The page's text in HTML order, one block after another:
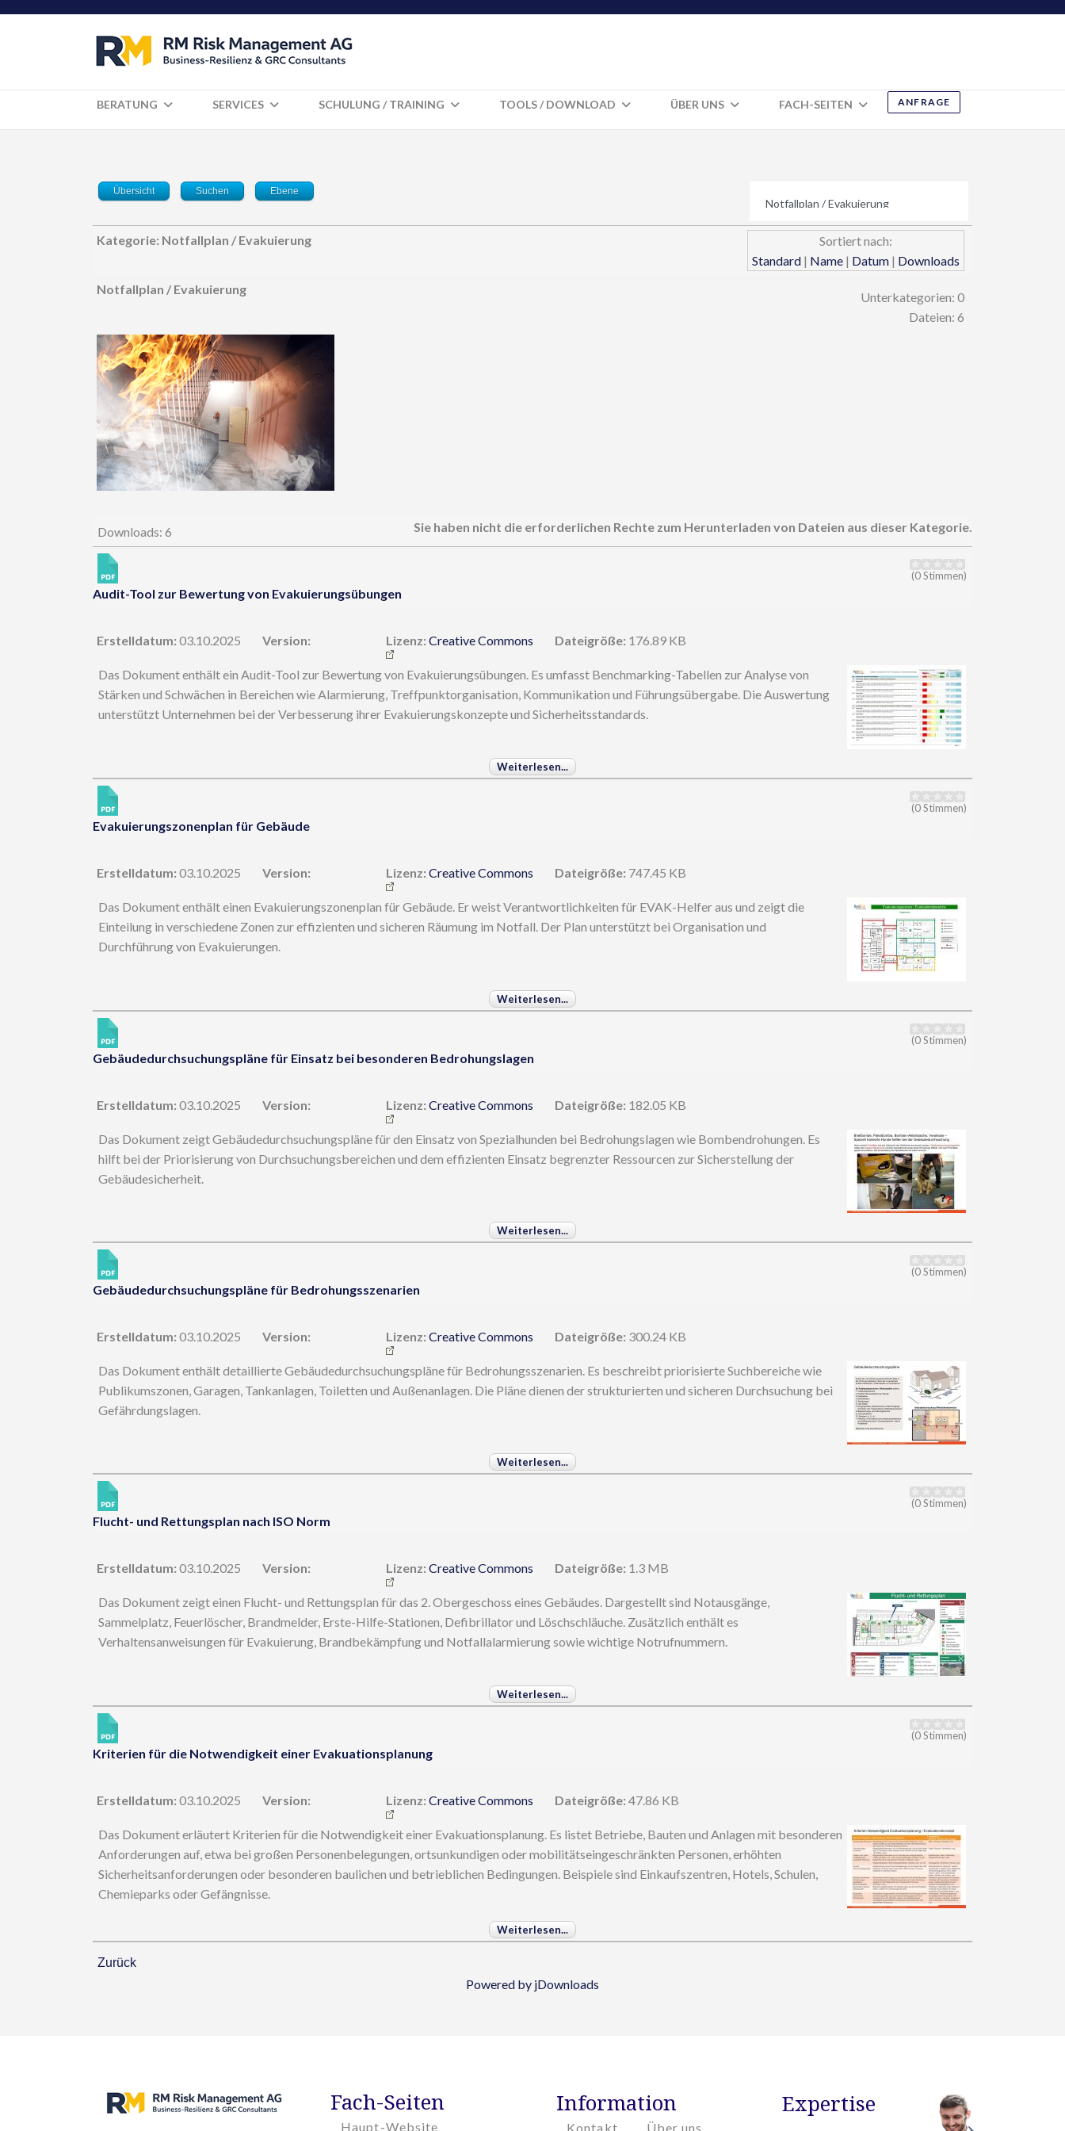
ANFRAGE
BERATUNG SERVICES SCHULUNG / TRAINING TOOLS / DOWNLOAD ÜBER UNS FACH-SEITEN
Übersicht Suchen Ebene
Kategorie: Notfallplan / Evakuierung
Sortiert nach:
Standard | Name | Datum | Downloads
Notfallplan / Evakuierung
Unterkategorien: 0
Dateien: 6
Sie haben nicht die erforderlichen Rechte zum Herunterladen von Dateien aus dieser Kategorie.
Downloads: 6
Audit-Tool zur Bewertung von Evakuierungsübungen
(0 Stimmen)
Erstelldatum: 03.10.2025 Version: Lizenz: Creative Commons Dateigröße: 176.89 KB
Das Dokument enthält ein Audit-Tool zur Bewertung von Evakuierungsübungen. Es umfasst Benchmarking-Tabellen zur Analyse von
Stärken und Schwächen in Bereichen wie Alarmierung, Treffpunktorganisation, Kommunikation und Führungsübergabe. Die Auswertung
unterstützt Unternehmen bei der Verbesserung ihrer Evakuierungskonzepte und Sicherheitsstandards.
Weiterlesen...
Evakuierungszonenplan für Gebäude
(0 Stimmen)
Erstelldatum: 03.10.2025 Version: Lizenz: Creative Commons Dateigröße: 747.45 KB
Das Dokument enthält einen Evakuierungszonenplan für Gebäude. Er weist Verantwortlichkeiten für EVAK-Helfer aus und zeigt die
Einteilung in verschiedene Zonen zur effizienten und sicheren Räumung im Notfall. Der Plan unterstützt bei Organisation und
Durchführung von Evakuierungen.
Weiterlesen...
Gebäudedurchsuchungspläne für Einsatz bei besonderen Bedrohungslagen
(0 Stimmen)
Erstelldatum: 03.10.2025 Version: Lizenz: Creative Commons Dateigröße: 182.05 KB
Das Dokument zeigt Gebäudedurchsuchungspläne für den Einsatz von Spezialhunden bei Bedrohungslagen wie Bombendrohungen. Es
hilft bei der Priorisierung von Durchsuchungsbereichen und dem effizienten Einsatz begrenzter Ressourcen zur Sicherstellung der
Gebäudesicherheit.
Weiterlesen...
Gebäudedurchsuchungspläne für Bedrohungsszenarien
(0 Stimmen)
Erstelldatum: 03.10.2025 Version: Lizenz: Creative Commons Dateigröße: 300.24 KB
Das Dokument enthält detaillierte Gebäudedurchsuchungspläne für Bedrohungsszenarien. Es beschreibt priorisierte Suchbereiche wie
Publikumszonen, Garagen, Tankanlagen, Toiletten und Außenanlagen. Die Pläne dienen der strukturierten und sicheren Durchsuchung bei
Gefährdungslagen.
Weiterlesen...
Flucht- und Rettungsplan nach ISO Norm
(0 Stimmen)
Erstelldatum: 03.10.2025 Version: Lizenz: Creative Commons Dateigröße: 1.3 MB
Das Dokument zeigt einen Flucht- und Rettungsplan für das 2. Obergeschoss eines Gebäudes. Dargestellt sind Notausgänge,
Sammelplatz, Feuerlöscher, Brandmelder, Erste-Hilfe-Stationen, Defibrillator und Löschschläuche. Zusätzlich enthält es
Verhaltensanweisungen für Evakuierung, Brandbekämpfung und Notfallalarmierung sowie wichtige Notrufnummern.
Weiterlesen...
Kriterien für die Notwendigkeit einer Evakuationsplanung
(0 Stimmen)
Erstelldatum: 03.10.2025 Version: Lizenz: Creative Commons Dateigröße: 47.86 KB
Das Dokument erläutert Kriterien für die Notwendigkeit einer Evakuationsplanung. Es listet Betriebe, Bauten und Anlagen mit besonderen
Anforderungen auf, etwa bei großen Personenbelegungen, ortsunkundigen oder mobilitätseingeschränkten Personen, erhöhten
Sicherheitsanforderungen oder besonderen baulichen und betrieblichen Bedingungen. Beispiele sind Einkaufszentren, Hotels, Schulen,
Chemieparks oder Gefängnisse.
Weiterlesen...
Zurück
Powered by jDownloads
Fach-Seiten
Haupt-Website
Information
Kontakt Über uns
Expertise